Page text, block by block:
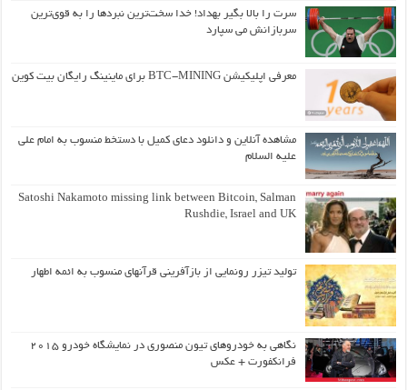
سرت را بالا بگیر بهداد! خدا سخت‌ترین نبردها را به قوی‌ترین
سربازانش می سپارد
معرفی اپلیکیشن BTC-MINING برای ماینینگ رایگان بیت کوین
مشاهده آنلاین و دانلود دعای کمیل با دستخط منسوب به امام علی
علیه السلام
Satoshi Nakamoto missing link between Bitcoin, Salman
Rushdie, Israel and UK
تولید تیزر رونمایی از بازآفرینی قرآنهای منسوب به ائمه اطهار
نگاهی به خودروهای تیون منصوری در نمایشگاه خودرو ۲۰۱۵
فرانکفورت + عکس